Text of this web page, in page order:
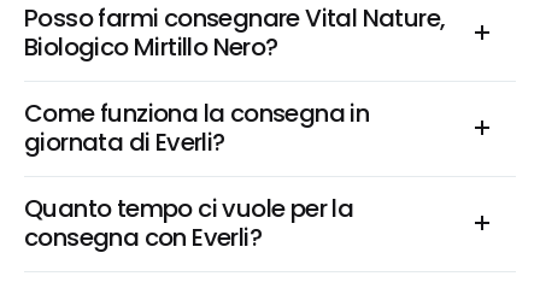
Posso farmi consegnare Vital Nature,
Biologico Mirtillo Nero?
Come funziona la consegna in
giornata di Everli?
Quanto tempo ci vuole per la
consegna con Everli?